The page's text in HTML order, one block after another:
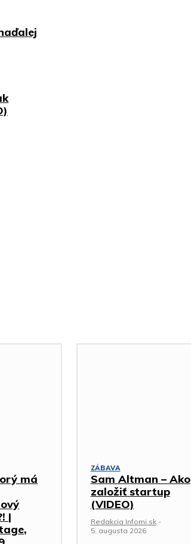
má
|
ZÁBAVA
Sam Altman – Ako
založiť startup
(VIDEO)
Redakcia Infomi.sk -
5. augusta 2026